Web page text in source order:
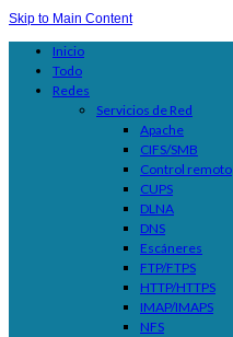
Skip to Main Content
Inicio
Todo
Redes
Servicios de Red
Apache
CIFS/SMB
Control remoto
CUPS
DLNA
DNS
Escáneres
FTP/FTPS
HTTP/HTTPS
IMAP/IMAPS
NFS